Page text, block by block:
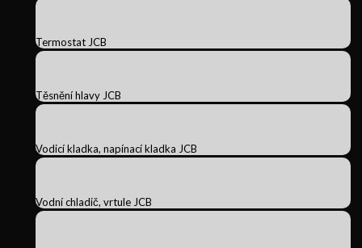
Termostat JCB
Těsnění hlavy JCB
Vodicí kladka, napínací kladka JCB
Vodní chladič, vrtule JCB